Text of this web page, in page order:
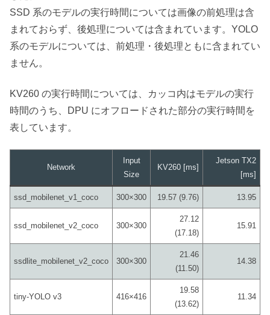
SSD 系のモデルの実行時間については画像の前処理は含
まれておらず、後処理については含まれています。YOLO
系のモデルについては、前処理・後処理ともに含まれてい
ません。
KV260 の実行時間については、カッコ内はモデルの実行
時間のうち、DPU にオフロードされた部分の実行時間を
表しています。
Network
Input
Size
KV260 [ms]
Jetson TX2
[ms]
ssd_mobilenet_v1_coco 300×300 19.57 (9.76) 13.95
ssd_mobilenet_v2_coco 300×300
27.12
(17.18)
15.91
ssdlite_mobilenet_v2_coco 300×300
21.46
(11.50)
14.38
tiny-YOLO v3 416×416
19.58
(13.62)
11.34